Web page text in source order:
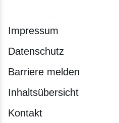
Impressum
Datenschutz
Barriere melden
Inhaltsübersicht
Kontakt